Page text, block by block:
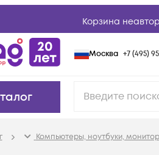
Корзина
Москва +7 (495)
Компьютеры, ноутбуки,